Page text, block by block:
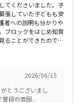
てくださいました。子
張していた子どもも安
者への説明も分かりや
ブロックをはじめ知育
ることができたので体
ませんが広い道路沿い
道路沿いに駐車し子ど
おり、設備も充実して
す。隔週レッスンなの
2026/06/15
とうございまし
段の雰囲...